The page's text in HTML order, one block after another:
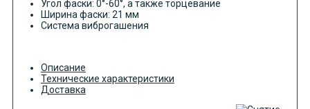
Угол фаски: 0°-60°, а также торцевание
Ширина фаски: 21 мм
Система виброгашения
Описание
Технические характеристики
Доставка